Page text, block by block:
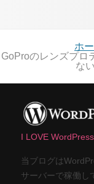
ホ
GoProのレンズプロ
な
I LOVE
当ブログは
サーバーで稼働し